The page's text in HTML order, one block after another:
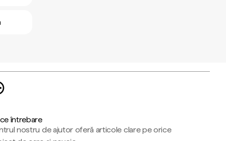
întrebare
nostru de ajutor oferă articole clare pe orice